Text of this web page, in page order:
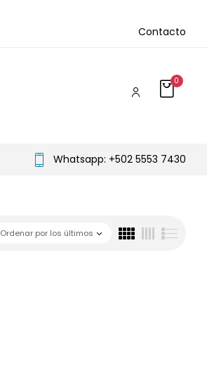
Contacto
0
Whatsapp: +502 5553 7430
Ordenar por los últimos